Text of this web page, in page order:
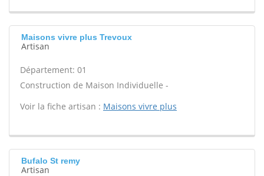
Maisons vivre plus Trevoux
Artisan
Département: 01
Construction de Maison Individuelle -
Voir la fiche artisan : Maisons vivre plus
Bufalo St remy
Artisan